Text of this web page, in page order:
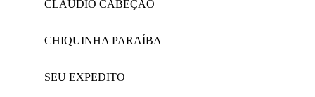
CLÁUDIO CABEÇÃO
CHIQUINHA PARAÍBA
SEU EXPEDITO